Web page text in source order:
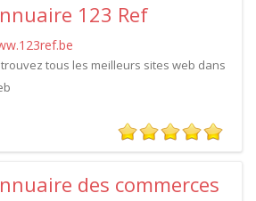
123 Ref
tous les meilleurs sites web dans
des commerces